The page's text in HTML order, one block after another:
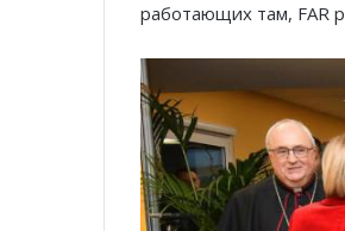
работающих там, FAR